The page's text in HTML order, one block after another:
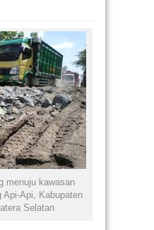
menuju kawasan
Api-Api, Kabupaten
Selatan